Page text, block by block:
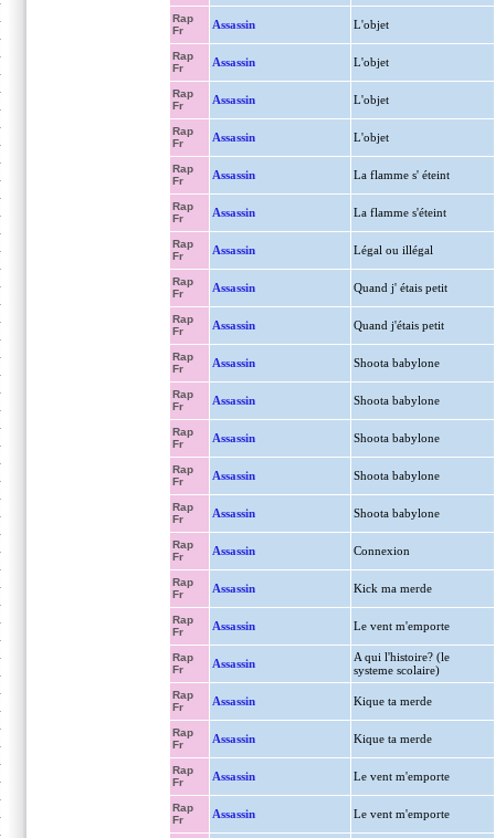
Rap
Fr
Assassin L'objet
Rap
Fr
Assassin L'objet
Rap
Fr
Assassin L'objet
Rap
Fr
Assassin L'objet
Rap
Fr
Assassin La flamme s' éteint
Rap
Fr
Assassin La flamme s'éteint
Rap
Fr
Assassin Légal ou illégal
Rap
Fr
Assassin Quand j' étais petit
Rap
Fr
Assassin Quand j'étais petit
Rap
Fr
Assassin Shoota babylone
Rap
Fr
Assassin Shoota babylone
Rap
Fr
Assassin Shoota babylone
Rap
Fr
Assassin Shoota babylone
Rap
Fr
Assassin Shoota babylone
Rap
Fr
Assassin Connexion
Rap
Fr
Assassin Kick ma merde
Rap
Fr
Assassin Le vent m'emporte
Rap
Fr
Assassin
A qui l'histoire? (le
systeme scolaire)
Rap
Fr
Assassin Kique ta merde
Rap
Fr
Assassin Kique ta merde
Rap
Fr
Assassin Le vent m'emporte
Rap
Fr
Assassin Le vent m'emporte